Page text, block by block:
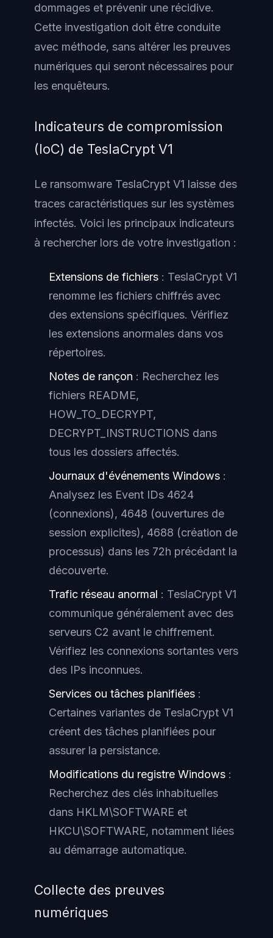
dommages et prévenir une récidive.
Cette investigation doit être conduite
avec méthode, sans altérer les preuves
numériques qui seront nécessaires pour
les enquêteurs.
Indicateurs de compromission
(IoC) de TeslaCrypt V1
Le ransomware TeslaCrypt V1 laisse des
traces caractéristiques sur les systèmes
infectés. Voici les principaux indicateurs
à rechercher lors de votre investigation :
Extensions de fichiers : TeslaCrypt V1
renomme les fichiers chiffrés avec
des extensions spécifiques. Vérifiez
les extensions anormales dans vos
répertoires.
Notes de rançon : Recherchez les
fichiers README,
HOW_TO_DECRYPT,
DECRYPT_INSTRUCTIONS dans
tous les dossiers affectés.
Journaux d'événements Windows :
Analysez les Event IDs 4624
(connexions), 4648 (ouvertures de
session explicites), 4688 (création de
processus) dans les 72h précédant la
découverte.
Trafic réseau anormal : TeslaCrypt V1
communique généralement avec des
serveurs C2 avant le chiffrement.
Vérifiez les connexions sortantes vers
des IPs inconnues.
Services ou tâches planifiées :
Certaines variantes de TeslaCrypt V1
créent des tâches planifiées pour
assurer la persistance.
Modifications du registre Windows :
Recherchez des clés inhabituelles
dans HKLM\SOFTWARE et
HKCU\SOFTWARE, notamment liées
au démarrage automatique.
Collecte des preuves
numériques